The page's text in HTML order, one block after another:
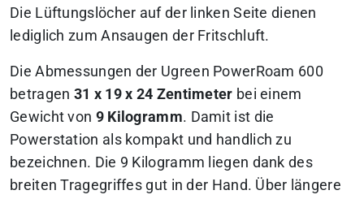
Die Lüftungslöcher auf der linken Seite dienen
lediglich zum Ansaugen der Fritschluft.
Die Abmessungen der Ugreen PowerRoam 600
betragen 31 x 19 x 24 Zentimeter bei einem
Gewicht von 9 Kilogramm. Damit ist die
Powerstation als kompakt und handlich zu
bezeichnen. Die 9 Kilogramm liegen dank des
breiten Tragegriffes gut in der Hand. Über längere